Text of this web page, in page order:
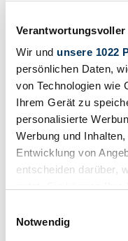
Verantwortungsvoller
Wir und unsere 1022
persönlichen Daten,
von Technologien wie
Ihrem Gerät zu
personalisierte
Werbung und
Entwicklung von
entscheiden darüber,
Trigger Symbol ändern
Notwendig